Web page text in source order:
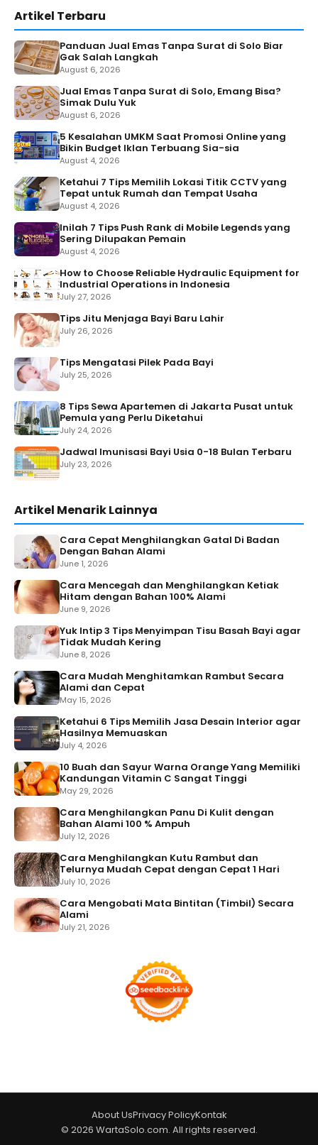
Artikel Terbaru
Panduan Jual Emas Tanpa Surat di Solo Biar
Gak Salah Langkah
August 6, 2026
Jual Emas Tanpa Surat di Solo, Emang Bisa?
Simak Dulu Yuk
August 6, 2026
5 Kesalahan UMKM Saat Promosi Online yang
Bikin Budget Iklan Terbuang Sia-sia
August 4, 2026
Ketahui 7 Tips Memilih Lokasi Titik CCTV yang
Tepat untuk Rumah dan Tempat Usaha
August 4, 2026
Inilah 7 Tips Push Rank di Mobile Legends yang
Sering Dilupakan Pemain
August 4, 2026
How to Choose Reliable Hydraulic Equipment for
Industrial Operations in Indonesia
July 27, 2026
Tips Jitu Menjaga Bayi Baru Lahir
July 26, 2026
Tips Mengatasi Pilek Pada Bayi
July 25, 2026
8 Tips Sewa Apartemen di Jakarta Pusat untuk
Pemula yang Perlu Diketahui
July 24, 2026
Jadwal Imunisasi Bayi Usia 0-18 Bulan Terbaru
July 23, 2026
Artikel Menarik Lainnya
Cara Cepat Menghilangkan Gatal Di Badan
Dengan Bahan Alami
June 1, 2026
Cara Mencegah dan Menghilangkan Ketiak
Hitam dengan Bahan 100% Alami
June 9, 2026
Yuk Intip 3 Tips Menyimpan Tisu Basah Bayi agar
Tidak Mudah Kering
June 8, 2026
Cara Mudah Menghitamkan Rambut Secara
Alami dan Cepat
May 15, 2026
Ketahui 6 Tips Memilih Jasa Desain Interior agar
Hasilnya Memuaskan
July 4, 2026
10 Buah dan Sayur Warna Orange Yang Memiliki
Kandungan Vitamin C Sangat Tinggi
May 29, 2026
Cara Menghilangkan Panu Di Kulit dengan
Bahan Alami 100 % Ampuh
July 12, 2026
Cara Menghilangkan Kutu Rambut dan
Telurnya Mudah Cepat dengan Cepat 1 Hari
July 10, 2026
Cara Mengobati Mata Bintitan (Timbil) Secara
Alami
July 21, 2026
About UsPrivacy PolicyKontak
© 2026 WartaSolo.com. All rights reserved.